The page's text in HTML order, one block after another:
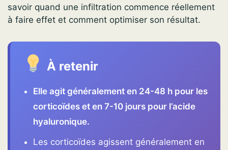
savoir quand une infiltration commence réellement
à faire effet et comment optimiser son résultat.
À retenir
Elle agit généralement en 24-48 h pour les
corticoïdes et en 7-10 jours pour l’acide
hyaluronique.
Les corticoïdes agissent généralement en